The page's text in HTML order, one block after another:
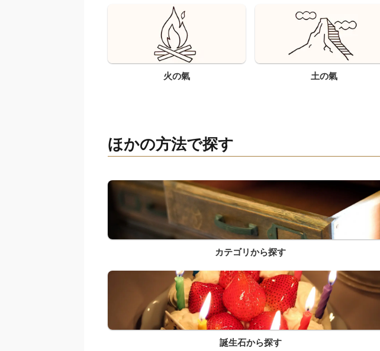
火の氣 土の氣
ほかの方法で探す
カテゴリから探す
誕生石から探す